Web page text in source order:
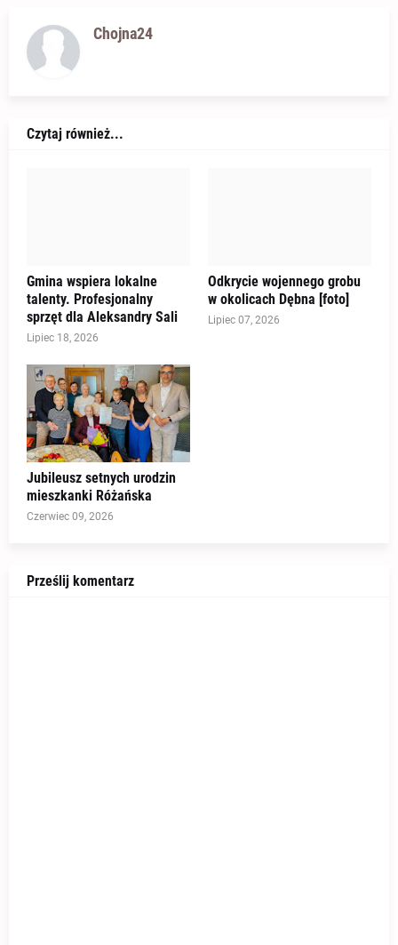
Chojna24
Czytaj również...
Gmina wspiera lokalne
talenty. Profesjonalny
sprzęt dla Aleksandry Sali
Lipiec 18, 2026
Odkrycie wojennego grobu
w okolicach Dębna [foto]
Lipiec 07, 2026
Jubileusz setnych urodzin
mieszkanki Różańska
Czerwiec 09, 2026
Prześlij komentarz